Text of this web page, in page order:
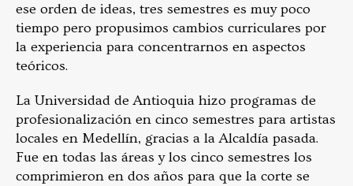
ese orden de ideas, tres semestres es muy poco
tiempo pero propusimos cambios curriculares por
la experiencia para concentrarnos en aspectos
teóricos.
La Universidad de Antioquia hizo programas de
profesionalización en cinco semestres para artistas
locales en Medellín, gracias a la Alcaldía pasada.
Fue en todas las áreas y los cinco semestres los
comprimieron en dos años para que la corte se